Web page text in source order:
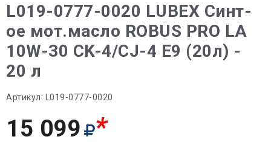
L019-0777-0020 LUBEX Синт-
ое мот.масло ROBUS PRO LA
10W-30 CK-4/CJ-4 E9 (20л) -
20 л
Артикул: L019-0777-0020
15 099 *